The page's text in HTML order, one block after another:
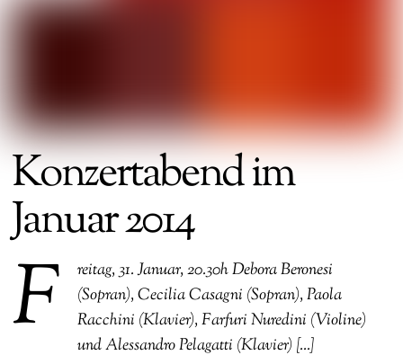
Konzertabend im
Januar 2014
F
reitag, 31. Januar, 20.30h Debora Beronesi
(Sopran), Cecilia Casagni (Sopran), Paola
Racchini (Klavier), Farfuri Nuredini (Violine)
und Alessandro Pelagatti (Klavier) […]